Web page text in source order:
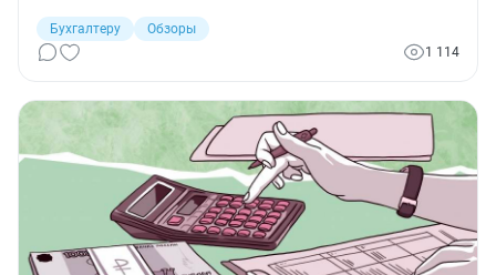
Бухгалтеру
Обзоры
1 114